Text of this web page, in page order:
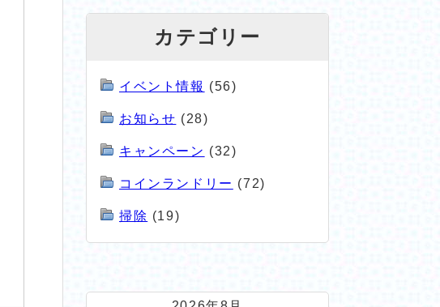
カテゴリー
イベント情報 (56)
お知らせ (28)
キャンペーン (32)
コインランドリー (72)
掃除 (19)